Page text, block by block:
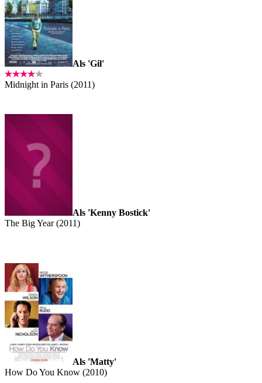
Als 'Gil'
Midnight in Paris (2011)
Als 'Kenny Bostick'
The Big Year (2011)
Als 'Matty'
How Do You Know (2010)